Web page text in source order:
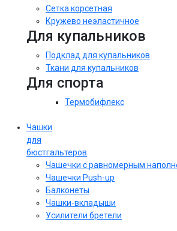
Сетка корсетная
Кружево неэластичное
Для купальников
Подклад для купальников
Ткани для купальников
Для спорта
Термобифлекс
Чашки
для
бюстгальтеров
Чашечки с равномерным
Чашечки Push-up
Балконеты
Чашки-вкладыши
Усилители бретели